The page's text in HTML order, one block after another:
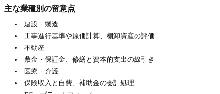
主な業種別の留意点
建設・製造
工事進行基準や原価計算、棚卸資産の評価
不動産
敷金・保証金、修繕と資本的支出の線引き
医療・介護
保険収入と自費、補助金の会計処理